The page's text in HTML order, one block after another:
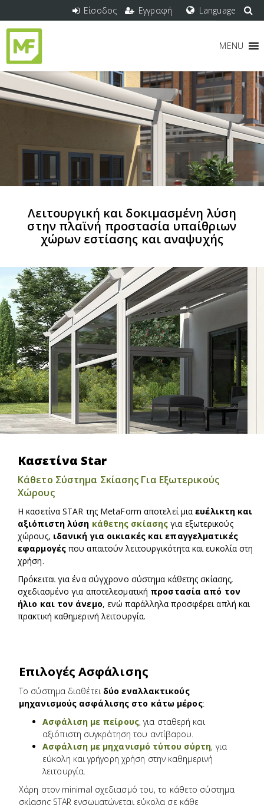
Είσοδος Εγγραφή Language
MENU
Λειτουργική και δοκιμασμένη λύση
στην πλαϊνή προστασία υπαίθριων
χώρων εστίασης και αναψυχής
Κασετίνα Star
Κάθετο Σύστημα Σκίασης Για Εξωτερικούς
Χώρους
Η κασετίνα STAR της MetaForm αποτελεί μιαευέλικτη και
αξιόπιστη λύση κάθετης σκίασης για εξωτερικούς
χώρους, ιδανική για οικιακές και επαγγελματικές
εφαρμογέςπου απαιτούν λειτουργικότητα και ευκολία στη
χρήση.
Πρόκειται για ένα σύγχρονο σύστημα κάθετης σκίασης,
σχεδιασμένο για αποτελεσματική προστασία από τον
ήλιο και τον άνεμο, ενώ παράλληλα προσφέρει απλή και
πρακτική καθημερινή λειτουργία.
Επιλογές Ασφάλισης
Το σύστημα διαθέτει δύο εναλλακτικούς
μηχανισμούς ασφάλισης στο κάτω μέρος:
Ασφάλιση με πείρους, για σταθερή και
αξιόπιστη συγκράτηση του αντίβαρου.
Ασφάλιση με μηχανισμό τύπου σύρτη, για
εύκολη και γρήγορη χρήση στην καθημερινή
λειτουργία.
Χάρη στον minimal σχεδιασμό του, το κάθετο σύστημα
σκίασης STAR ενσωματώνεται εύκολα σε κάθε